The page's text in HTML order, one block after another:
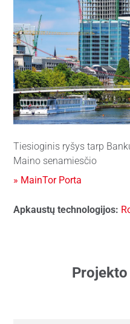
Tiesioginis ryšys tarp
Maino senamiesčio
» MainTor Porta
Apkaustų technologijos: